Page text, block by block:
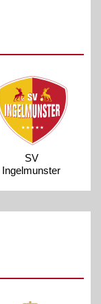
SV
Ingelmunster